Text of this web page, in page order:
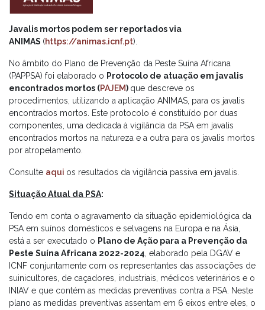
Javalis mortos podem ser reportados via
ANIMAS (https://animas.icnf.pt).
No âmbito do Plano de Prevenção da Peste Suína Africana
(PAPPSA) foi elaborado o Protocolo de atuação em javalis
encontrados mortos (PAJEM) que descreve os
procedimentos, utilizando a aplicação ANIMAS, para os javalis
encontrados mortos. Este protocolo é constituído por duas
componentes, uma dedicada à vigilância da PSA em javalis
encontrados mortos na natureza e a outra para os javalis mortos
por atropelamento.
Consulte aqui os resultados da vigilância passiva em javalis.
Situação Atual da PSA:
Tendo em conta o agravamento da situação epidemiológica da
PSA em suínos domésticos e selvagens na Europa e na Ásia,
está a ser executado o Plano de Ação para a Prevenção da
Peste Suína Africana 2022-2024 , elaborado pela DGAV e
ICNF conjuntamente com os representantes das associações de
suinicultores, de caçadores, industriais, médicos veterinários e o
INIAV e que contém as medidas preventivas contra a PSA. Neste
plano as medidas preventivas assentam em 6 eixos entre eles, o